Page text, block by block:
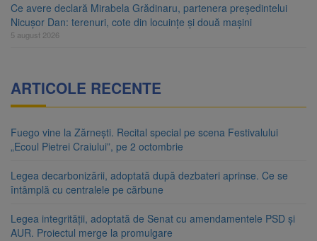
Ce avere declară Mirabela Grădinaru, partenera președintelui
Nicușor Dan: terenuri, cote din locuințe și două mașini
5 august 2026
ARTICOLE RECENTE
Fuego vine la Zărnești. Recital special pe scena Festivalului
„Ecoul Pietrei Craiului”, pe 2 octombrie
Legea decarbonizării, adoptată după dezbateri aprinse. Ce se
întâmplă cu centralele pe cărbune
Legea integrității, adoptată de Senat cu amendamentele PSD și
AUR. Proiectul merge la promulgare